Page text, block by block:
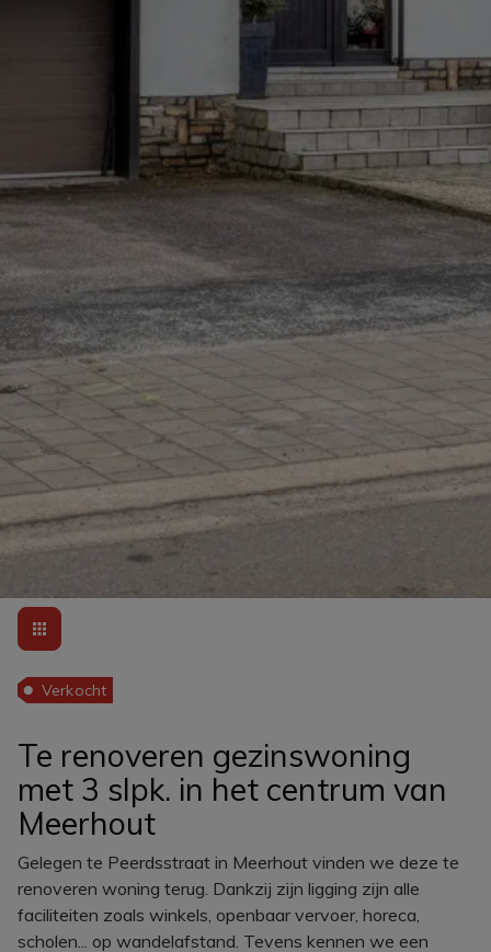
Te renoveren gezinswoning
met 3 slpk. in het centrum van
Meerhout
Verkocht
Gelegen te Peerdsstraat in Meerhout vinden we deze te
renoveren woning terug. Dankzij zijn ligging zijn alle
faciliteiten zoals winkels, openbaar vervoer, horeca,
scholen... op wandelafstand. Tevens kennen we een